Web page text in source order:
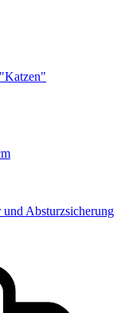
Absturzsicherung